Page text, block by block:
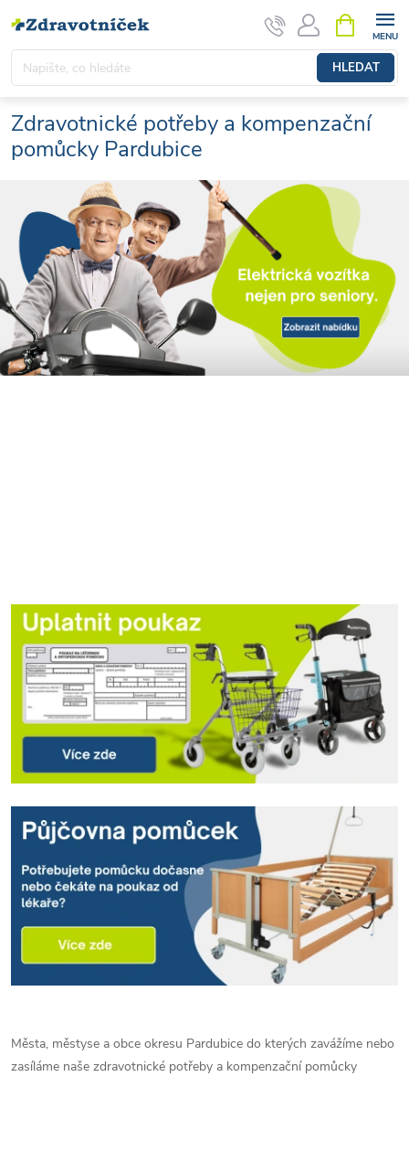
HLEDAT
Zdravotnické potřeby a kompenzační
pomůcky Pardubice
Města, městyse a obce okresu Pardubice do kterých zavážíme nebo
zasíláme naše zdravotnické potřeby a kompenzační pomůcky